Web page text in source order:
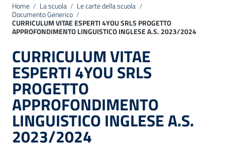
Home / La scuola / Le carte della scuola /
Documento Generico /
CURRICULUM VITAE ESPERTI 4YOU SRLS PROGETTO
APPROFONDIMENTO LINGUISTICO INGLESE A.S. 2023/2024
CURRICULUM VITAE
ESPERTI 4YOU SRLS
PROGETTO
APPROFONDIMENTO
LINGUISTICO INGLESE A.S.
2023/2024